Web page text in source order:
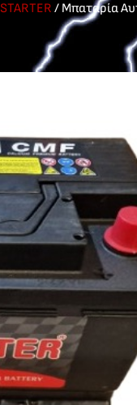
STARTER / Μπαταρία